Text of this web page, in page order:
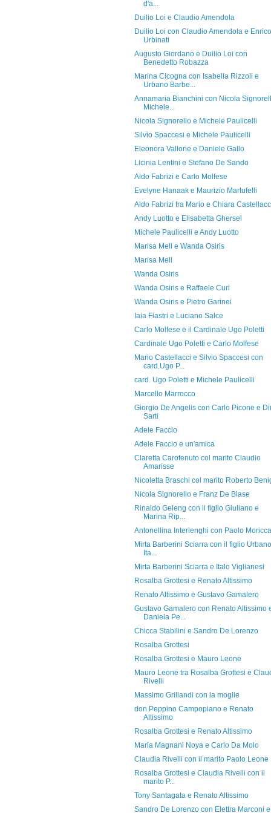
d'a...
Duilio Loi e Claudio Amendola
Duilio Loi con Claudio Amendola e Enrico
Urbinati
Augusto Giordano e Duilio Loi con
Benedetto Robazza
Marina Cicogna con Isabella Rizzoli e
Urbano Barbe...
Annamaria Bianchini con Nicola
Michele...
Nicola Signorello e Michele Paulicelli
Silvio Spaccesi e Michele Paulicelli
Eleonora Vallone e Daniele Gallo
Licinia Lentini e Stefano De Sando
Aldo Fabrizi e Carlo Molfese
Evelyne Hanaak e Maurizio Martufelli
Aldo Fabrizi tra Mario e Chiara
Andy Luotto e Elisabetta Ghersel
Michele Paulicelli e Andy Luotto
Marisa Mell e Wanda Osiris
Marisa Mell
Wanda Osiris
Wanda Osiris e Raffaele Curi
Wanda Osiris e Pietro Garinei
Iaia Fiastri e Luciano Salce
Carlo Molfese e il Cardinale Ugo Poletti
Cardinale Ugo Poletti e Carlo Molfese
Mario Castellacci e Silvio Spaccesi con
card.Ugo P...
card. Ugo Poletti e Michele Paulicelli
Marcello Marrocco
Giorgio De Angelis con Carlo Picone e
Sarti
Adele Faccio
Adele Faccio e un'amica
Claretta Carotenuto col marito Claudio
Amarisse
Nicoletta Braschi col marito Roberto
Nicola Signorello e Franz De Biase
Rinaldo Geleng con il figlio Giuliano e
Marina Rip...
Antonellina Interlenghi con Paolo Moricca
Mirta Barberini Sciarra con il figlio
Ita...
Mirta Barberini Sciarra e Italo Viglianesi
Rosalba Grottesi e Renato Altissimo
Renato Altissimo e Gustavo Gamalero
Gustavo Gamalero con Renato Altissimo
Daniela Pe...
Chicca Stabilini e Sandro De Lorenzo
Rosalba Grottesi
Rosalba Grottesi e Mauro Leone
Mauro Leone tra Rosalba Grottesi e
Rivelli
Massimo Grillandi con la moglie
don Peppino Campopiano e Renato
Altissimo
Rosalba Grottesi e Renato Altissimo
Maria Magnani Noya e Carlo Da Molo
Claudia Rivelli con il marito Paolo Leone
Rosalba Grottesi e Claudia Rivelli con il
marito P...
Tony Santagata e Renato Altissimo
Sandro De Lorenzo con Elettra Marconi e